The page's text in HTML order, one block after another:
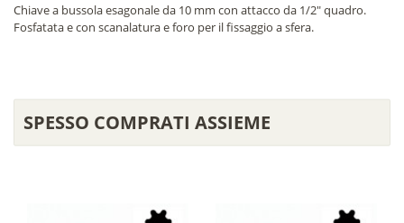
Chiave a bussola esagonale da 10 mm con attacco da 1/2" quadro.
Fosfatata e con scanalatura e foro per il fissaggio a sfera.
SPESSO COMPRATI ASSIEME